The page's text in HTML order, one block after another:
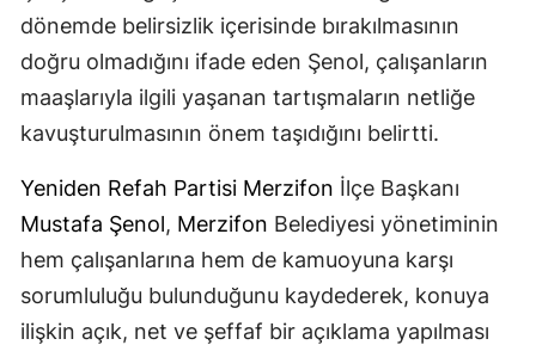
dönemde belirsizlik içerisinde bırakılmasının
doğru olmadığını ifade eden Şenol, çalışanların
maaşlarıyla ilgili yaşanan tartışmaların netliğe
kavuşturulmasının önem taşıdığını belirtti.
Yeniden Refah Partisi Merzifon İlçe Başkanı
Mustafa Şenol, Merzifon Belediyesi yönetiminin
hem çalışanlarına hem de kamuoyuna karşı
sorumluluğu bulunduğunu kaydederek, konuya
ilişkin açık, net ve şeffaf bir açıklama yapılması